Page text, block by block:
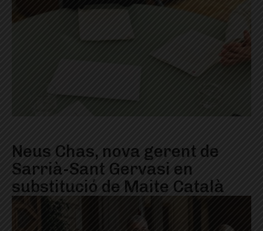
Neus Chas, nova gerent de
Sarrià-Sant Gervasi en
substitució de Maite Català